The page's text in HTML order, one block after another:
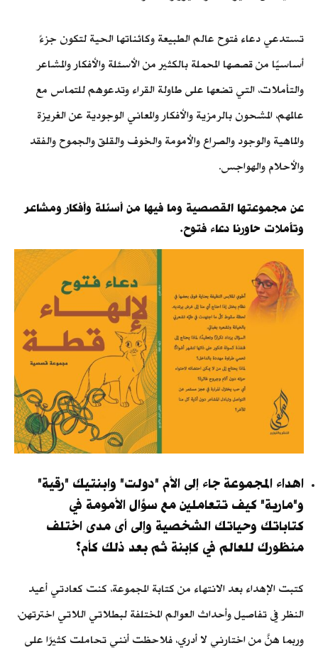
تستدعي دعاء فتوح عالم الطبيعة وكائناتها الحية لتكون جزءً
أساسيًا من قصصها المحملة بالكثير من الأسئلة والأفكار والمشاعر
والتأملات، التي تضعها على طاولة القراء وتدعوهم للتماس مع
عالمهم، المشحون بالرمزية والأفكار والمعاني الوجودية عن الغريزة
والماهية والوجود والصراع والأمومة والخوف والقلق والجموح والفقد
والأحلام والهواجس.
عن مجموعتها القصصية وما فيها من أسئلة وأفكار ومشاعر
وتأملات حاورنا دعاء فتوح.
اهداء المجموعة جاء إلى الأم "دولت" وابنتيك "رقية"
و"مارية" كيف تتعاملين مع سؤال الأمومة في
كتاباتك وحياتك الشخصية وإلى أى مدى اختلف
منظورك للعالم في كإبنة ثم بعد ذلك كأم؟
كتبت الإهداء بعد الانتهاء من كتابة المجموعة، كنت كعادتي أعيد
النظر في تفاصيل وأحداث العوالم المختلفة لبطلاتي اللاتي اخترتهن،
وربما هنَّ من اختارني لا أدري، فلاحظت أنني تحاملت كثيرًا على